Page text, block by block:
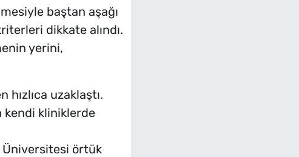
baştan aşağı
dikkate alındı.
yerini,
uzaklaştı.
kendi kliniklerde
Üniversitesi örtük